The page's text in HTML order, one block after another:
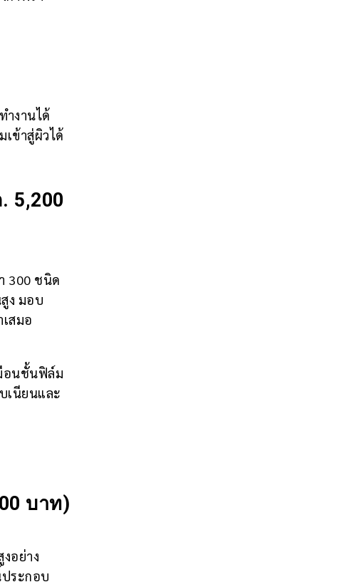
ำงานได้
ข้าสู่ผิวได้
5,200
300 ชนิด
ง มอบ
สมอ
อนชั้นฟิล์ม
เนียนและ
บาท)
อย่าง
ประกอบ